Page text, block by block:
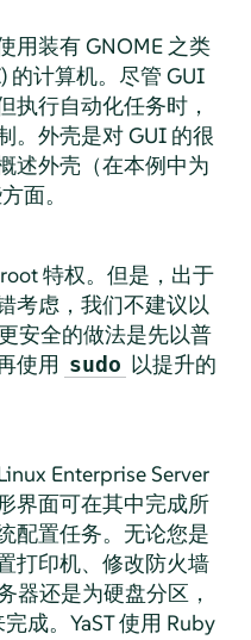
用装有 GNOME 之类
的计算机。尽管 GUI
执行自动化任务时，
。外壳是对 GUI 的很
述外壳（在本例中为
面。
特权。但是，出于
考虑，我们不建议以
安全的做法是先以普
使用 sudo 以提升的
Enterprise Server
界面可在其中完成所
配置任务。无论您是
打印机、修改防火墙
器还是为硬盘分区，
成。YaST 使用 Ruby